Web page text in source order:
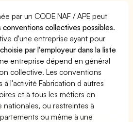
par un CODE NAF / APE peut
conventions collectives possibles.
d'une entreprise ayant pour
par l'employeur dans la liste
entreprise dépend en général
collective. Les conventions
l'activité Fabrication d autres
et à tous les métiers en
nationales, ou restreintes à
ou même à une